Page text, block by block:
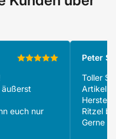
euch nur
Peter S.
Toller
Artikeln
Ritzel
Gerne